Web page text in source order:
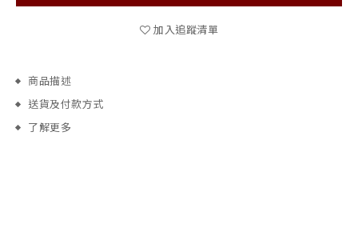
加入追蹤清單
商品描述
送貨及付款方式
了解更多